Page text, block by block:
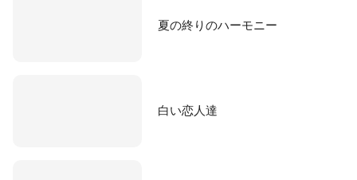
夏の終りのハーモニー
白い恋人達